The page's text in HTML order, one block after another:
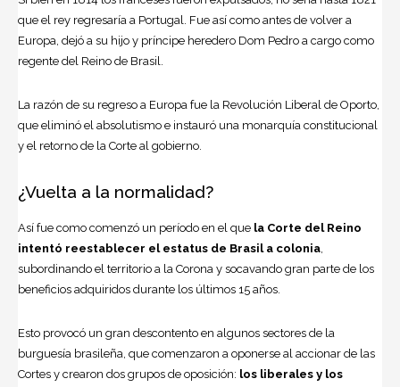
que el rey regresaría a Portugal. Fue así como antes de volver a
Europa, dejó a su hijo y príncipe heredero Dom Pedro a cargo como
regente del Reino de Brasil.
La razón de su regreso a Europa fue la Revolución Liberal de Oporto,
que eliminó el absolutismo e instauró una monarquía constitucional
y el retorno de la Corte al gobierno.
¿Vuelta a la normalidad?
Así fue como comenzó un período en el que la Corte del Reino
intentó reestablecer el estatus de Brasil a colonia,
subordinando el territorio a la Corona y socavando gran parte de los
beneficios adquiridos durante los últimos 15 años.
Esto provocó un gran descontento en algunos sectores de la
burguesía brasileña, que comenzaron a oponerse al accionar de las
Cortes y crearon dos grupos de oposición: los liberales y los